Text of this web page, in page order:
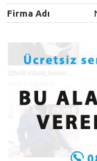
Firma Adı